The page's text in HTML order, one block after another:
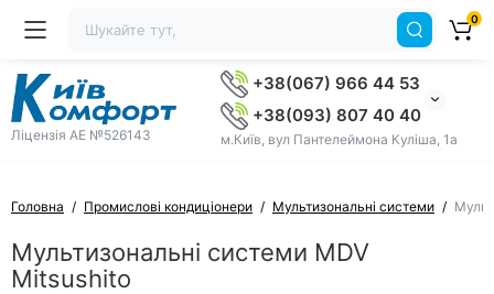
Ліцензія AE №526143
+38(067) 966 44 53
+38(093) 807 40 40
м.Київ, вул Пантелеймона Куліша, 1а
0
Головна Промислові кондиціонери Мультизональні системи
Мультизональні системи MDV
Mitsushito